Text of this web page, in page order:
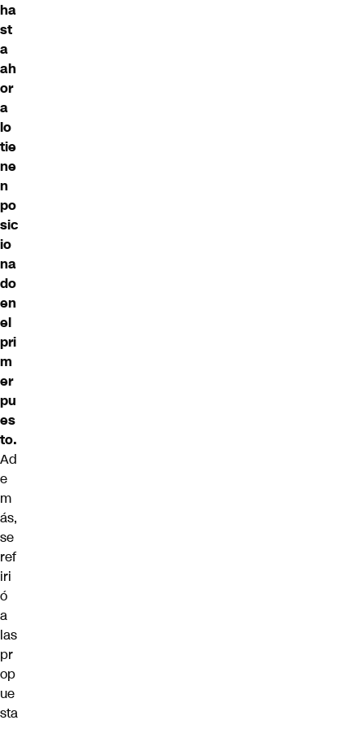
ha
st
a
ah
or
a
lo
tie
ne
n
po
sic
io
na
do
en
el
pri
m
er
pu
es
to.
Ad
e
m
ás,
se
ref
iri
ó
a
las
pr
op
ue
sta